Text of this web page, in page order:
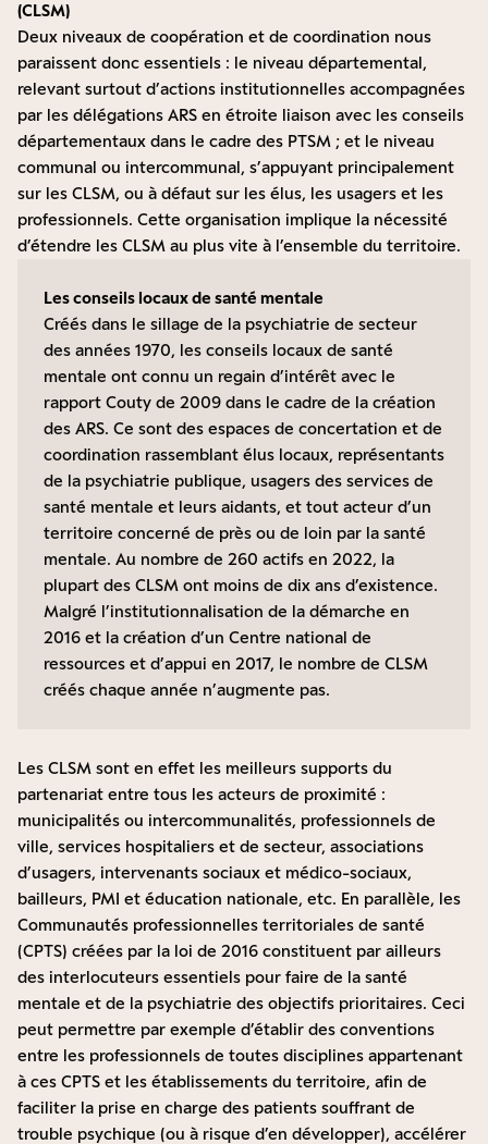
(CLSM)
Deux niveaux de coopération et de coordination nous
paraissent donc essentiels : le niveau départemental,
relevant surtout d’actions institutionnelles accompagnées
par les délégations ARS en étroite liaison avec les conseils
départementaux dans le cadre des PTSM ; et le niveau
communal ou intercommunal, s’appuyant principalement
sur les CLSM, ou à défaut sur les élus, les usagers et les
professionnels. Cette organisation implique la nécessité
d’étendre les CLSM au plus vite à l’ensemble du territoire.
Les conseils locaux de santé mentale
Créés dans le sillage de la psychiatrie de secteur
des années 1970, les conseils locaux de santé
mentale ont connu un regain d’intérêt avec le
rapport Couty de 2009 dans le cadre de la création
des ARS. Ce sont des espaces de concertation et de
coordination rassemblant élus locaux, représentants
de la psychiatrie publique, usagers des services de
santé mentale et leurs aidants, et tout acteur d’un
territoire concerné de près ou de loin par la santé
mentale. Au nombre de 260 actifs en 2022, la
plupart des CLSM ont moins de dix ans d’existence.
Malgré l’institutionnalisation de la démarche en
2016 et la création d’un Centre national de
ressources et d’appui en 2017, le nombre de CLSM
créés chaque année n’augmente pas.
Les CLSM sont en effet les meilleurs supports du
partenariat entre tous les acteurs de proximité :
municipalités ou intercommunalités, professionnels de
ville, services hospitaliers et de secteur, associations
d’usagers, intervenants sociaux et médico-sociaux,
bailleurs, PMI et éducation nationale, etc. En parallèle, les
Communautés professionnelles territoriales de santé
(CPTS) créées par la loi de 2016 constituent par ailleurs
des interlocuteurs essentiels pour faire de la santé
mentale et de la psychiatrie des objectifs prioritaires. Ceci
peut permettre par exemple d’établir des conventions
entre les professionnels de toutes disciplines appartenant
à ces CPTS et les établissements du territoire, afin de
faciliter la prise en charge des patients souffrant de
trouble psychique (ou à risque d’en développer), accélérer